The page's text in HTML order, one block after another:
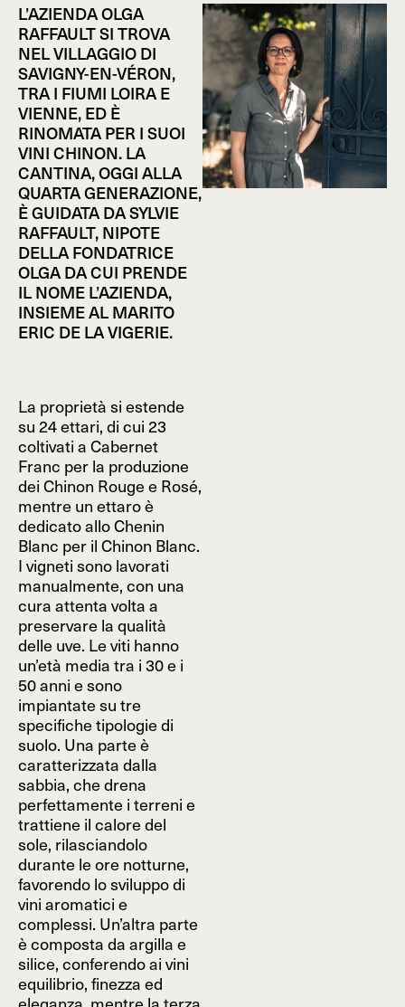
L’AZIENDA OLGA
RAFFAULT SI TROVA
NEL VILLAGGIO DI
SAVIGNY-EN-VÉRON,
TRA I FIUMI LOIRA E
VIENNE, ED È
RINOMATA PER I SUOI
VINI CHINON. LA
CANTINA, OGGI ALLA
QUARTA GENERAZIONE,
È GUIDATA DA SYLVIE
RAFFAULT, NIPOTE
DELLA FONDATRICE
OLGA DA CUI PRENDE
IL NOME L’AZIENDA,
INSIEME AL MARITO
ERIC DE LA VIGERIE.
La proprietà si estende
su 24 ettari, di cui 23
coltivati a Cabernet
Franc per la produzione
dei Chinon Rouge e Rosé,
mentre un ettaro è
dedicato allo Chenin
Blanc per il Chinon Blanc.
I vigneti sono lavorati
manualmente, con una
cura attenta volta a
preservare la qualità
delle uve. Le viti hanno
un’età media tra i 30 e i
50 anni e sono
impiantate su tre
specifiche tipologie di
suolo. Una parte è
caratterizzata dalla
sabbia, che drena
perfettamente i terreni e
trattiene il calore del
sole, rilasciandolo
durante le ore notturne,
favorendo lo sviluppo di
vini aromatici e
complessi. Un’altra parte
è composta da argilla e
silice, conferendo ai vini
equilibrio, finezza ed